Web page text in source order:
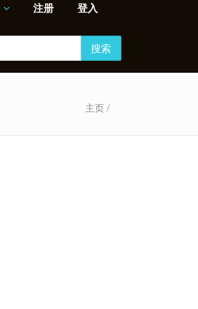
注册 登入
搜索
主页/